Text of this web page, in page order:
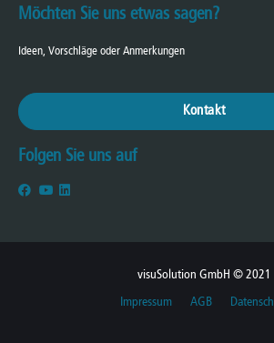
Möchten Sie uns etwas sagen?
Ideen, Vorschläge oder Anmerkungen
Kontakt
Folgen Sie uns auf
visuSolution GmbH © 2021
Impressum
AGB